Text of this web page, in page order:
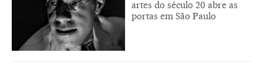
artes do século 20 abre as
portas em São Paulo